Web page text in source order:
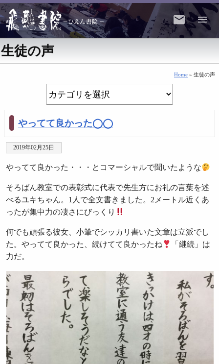
生徒の声
Home » 生徒の声
やってて良かった◯◯
2019年02月25日
やってて良かった・・・とコマーシャルで聞いたような
そろばん教室での表彰式に代表で先生方にお礼の言葉を述
べるユキちゃん。1人で全文書きました。2メートル近くあ
ったが集中力の凄さにびっくり
何でも頑張る彼女、小筆でシッカリ書いた文章は立派でし
た。やってて良かった、続けてて良かったね
「継続」は
力だ。